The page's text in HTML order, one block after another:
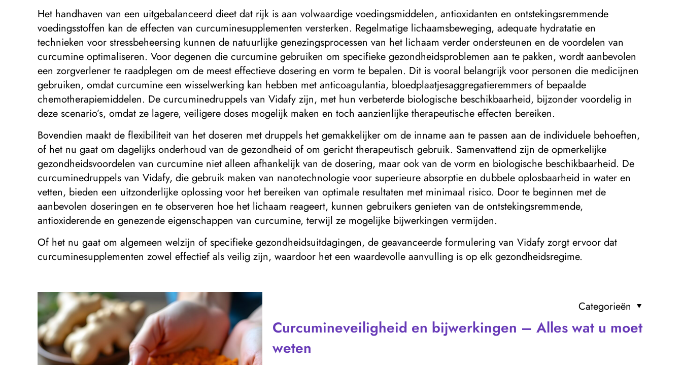
Het handhaven van een uitgebalanceerd dieet dat rijk is aan volwaardige voedingsmiddelen, antioxidanten en ontstekingsremmende
voedingsstoffen kan de effecten van curcuminesupplementen versterken. Regelmatige lichaamsbeweging, adequate hydratatie en
technieken voor stressbeheersing kunnen de natuurlijke genezingsprocessen van het lichaam verder ondersteunen en de voordelen van
curcumine optimaliseren. Voor degenen die curcumine gebruiken om specifieke gezondheidsproblemen aan te pakken, wordt aanbevolen
een zorgverlener te raadplegen om de meest effectieve dosering en vorm te bepalen. Dit is vooral belangrijk voor personen die medicijnen
gebruiken, omdat curcumine een wisselwerking kan hebben met anticoagulantia, bloedplaatjesaggregatieremmers of bepaalde
chemotherapiemiddelen. De curcuminedruppels van Vidafy zijn, met hun verbeterde biologische beschikbaarheid, bijzonder voordelig in
deze scenario’s, omdat ze lagere, veiligere doses mogelijk maken en toch aanzienlijke therapeutische effecten bereiken.
Bovendien maakt de flexibiliteit van het doseren met druppels het gemakkelijker om de inname aan te passen aan de individuele behoeften,
of het nu gaat om dagelijks onderhoud van de gezondheid of om gericht therapeutisch gebruik. Samenvattend zijn de opmerkelijke
gezondheidsvoordelen van curcumine niet alleen afhankelijk van de dosering, maar ook van de vorm en biologische beschikbaarheid. De
curcuminedruppels van Vidafy, die gebruik maken van nanotechnologie voor superieure absorptie en dubbele oplosbaarheid in water en
vetten, bieden een uitzonderlijke oplossing voor het bereiken van optimale resultaten met minimaal risico. Door te beginnen met de
aanbevolen doseringen en te observeren hoe het lichaam reageert, kunnen gebruikers genieten van de ontstekingsremmende,
antioxiderende en genezende eigenschappen van curcumine, terwijl ze mogelijke bijwerkingen vermijden.
Of het nu gaat om algemeen welzijn of specifieke gezondheidsuitdagingen, de geavanceerde formulering van Vidafy zorgt ervoor dat
curcuminesupplementen zowel effectief als veilig zijn, waardoor het een waardevolle aanvulling is op elk gezondheidsregime.
Categorieën
Curcumineveiligheid en bijwerkingen – Alles wat u moet
weten